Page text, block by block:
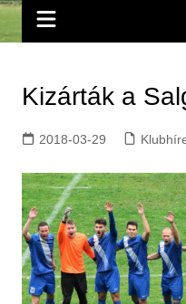
Kizárták a
2018-03-29